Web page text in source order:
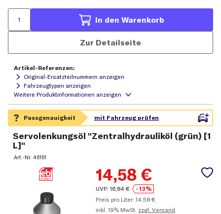
In den Warenkorb
Zur Detailseite
Artikel-Referenzen:
Original-Ersatzteilnummern anzeigen
Fahrzeugtypen anzeigen
Servolenkungsöl "Zentralhydrauliköl (grün) [1
L]"
Art.-Nr.46161
14,58 €
UVP:16,84 €
-13%
Preis pro Liter:14,58 €
inkl. 19% MwSt. zzgl. Versand